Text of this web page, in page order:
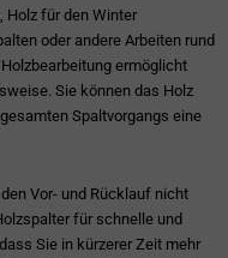
Holz für den Winter
oder andere Arbeiten rund
ermöglicht
Sie können das Holz
Spaltvorgangs eine
Vor- und Rücklauf nicht
für schnelle und
Sie in kürzerer Zeit mehr